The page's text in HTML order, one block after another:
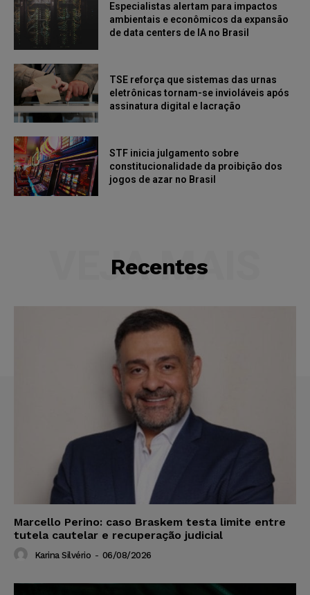
Especialistas alertam para impactos
ambientais e econômicos da expansão
de data centers de IA no Brasil
TSE reforça que sistemas das urnas
eletrônicas tornam-se invioláveis após
assinatura digital e lacração
STF inicia julgamento sobre
constitucionalidade da proibição dos
jogos de azar no Brasil
Recentes
VEJA MAIS
Marcello Perino: caso Braskem testa limite entre
tutela cautelar e recuperação judicial
Karina Silvério - 06/08/2026